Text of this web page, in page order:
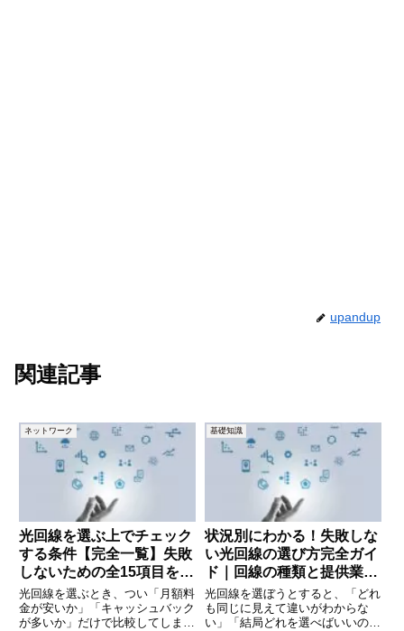
upandup
関連記事
ネットワーク
光回線を選ぶ上でチェック
する条件【完全一覧】失敗
しないための全15項目を徹
底解説
光回線を選ぶとき、つい「月額料
金が安いか」「キャッシュバック
が多いか」だけで比較してしまい
基礎知識
状況別にわかる！失敗しな
い光回線の選び方完全ガイ
ド｜回線の種類と提供業者
を徹底解説
光回線を選ぼうとすると、「どれ
も同じに見えて違いがわからな
い」「結局どれを選べばいいのか